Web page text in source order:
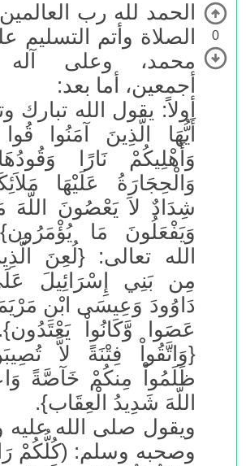
0
الحمد لله رب
الصلاة وأتم التسليم
محمد، وعلى آله
أجمعين، أما بعد:
أولاً: يقول الله تبارك
أَيُّهَا الَّذِينَ آمَنُوا
وَأَهْلِيكُمْ نَارًا
وَالْحِجَارَةُ عَلَيْهَا
شِدَادٌ لاَ يَعْصُونَ اللَّهَ
وَيَفْعَلُونَ مَا
الله تعالى: {لُعِنَ
مِن بَنِي إِسْرَائِيلَ
دَاوُودَ وَعِيسَى ابْنِ
عَصَوا وَّكَانُواْ
{وَاتَّقُواْ فِتْنَةً لاَّ
ظَلَمُواْ مِنكُمْ خَآصَّةً
اللّهَ شَدِيدُ الْعِقَاب}.
ويقول صلى الله عليه
وصحبه وسلم: (كُلُّكُمْ